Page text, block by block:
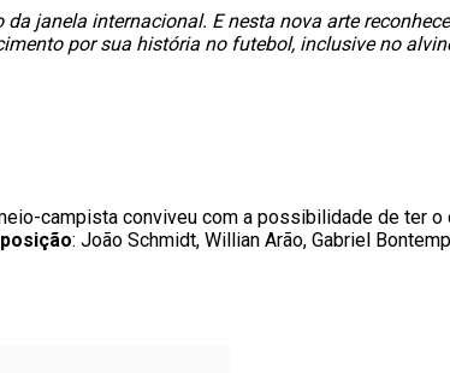
janela internacional. E nesta nova arte
por sua história no futebol, inclusive no
campista conviveu com a possibilidade de ter
: João Schmidt, Willian Arão, Gabriel